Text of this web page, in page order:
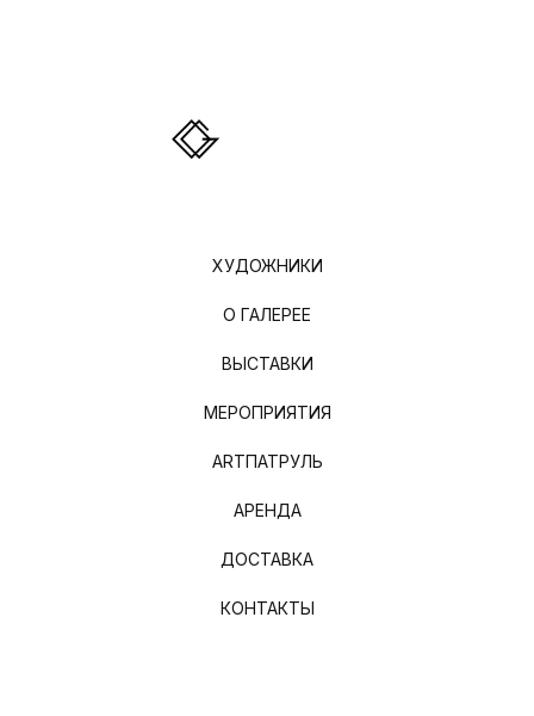
ХУДОЖНИКИ
О ГАЛЕРЕЕ
ВЫСТАВКИ
МЕРОПРИЯТИЯ
ARTПАТРУЛЬ
АРЕНДА
ДОСТАВКА
КОНТАКТЫ